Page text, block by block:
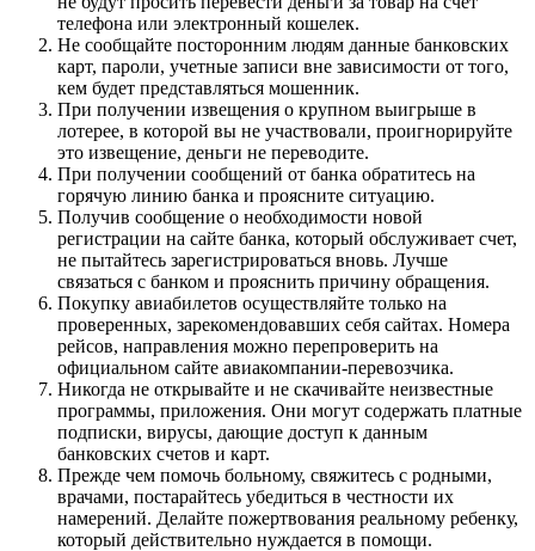
телефона или электронный кошелек.
Не сообщайте посторонним людям данные банковских
карт, пароли, учетные записи вне зависимости от того,
кем будет представляться мошенник.
При получении извещения о крупном выигрыше в
лотерее, в которой вы не участвовали, проигнорируйте
это извещение, деньги не переводите.
При получении сообщений от банка обратитесь на
горячую линию банка и проясните ситуацию.
Получив сообщение о необходимости новой
регистрации на сайте банка, который обслуживает счет,
не пытайтесь зарегистрироваться вновь. Лучше
связаться с банком и прояснить причину обращения.
Покупку авиабилетов осуществляйте только на
проверенных, зарекомендовавших себя сайтах. Номера
рейсов, направления можно перепроверить на
официальном сайте авиакомпании-перевозчика.
Никогда не открывайте и не скачивайте неизвестные
программы, приложения. Они могут содержать платные
подписки, вирусы, дающие доступ к данным
банковских счетов и карт.
Прежде чем помочь больному, свяжитесь с родными,
врачами, постарайтесь убедиться в честности их
намерений. Делайте пожертвования реальному ребенку,
который действительно нуждается в помощи.